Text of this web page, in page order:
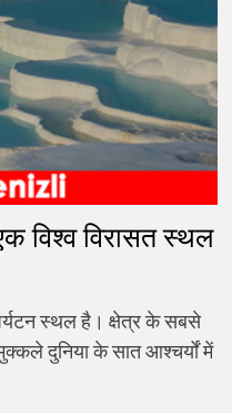
विश्व विरासत स्थल
स्थल है। क्षेत्र के सबसे
दुनिया के सात आश्चर्यों में